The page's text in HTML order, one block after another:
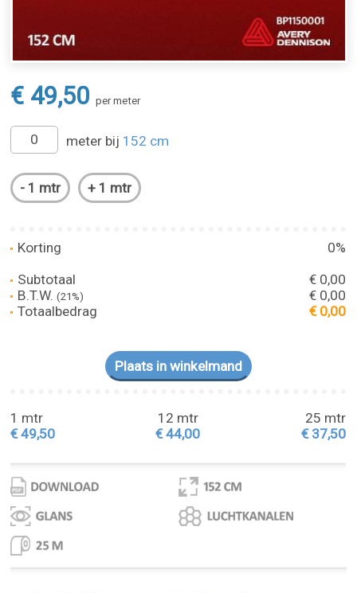
€ 49,50 per meter
meter bij 152 cm
Korting
0%
Subtotaal
€ 0,00
B.T.W.(21%)
€ 0,00
Totaalbedrag
€ 0,00
1 mtr
€ 49,50
12 mtr
€ 44,00
25 mtr
€ 37,50